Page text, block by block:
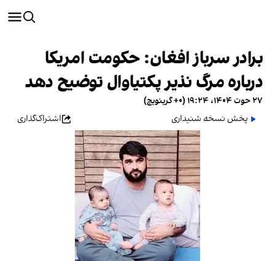
برادر سرباز افغان: حکومت امریکا
درباره مرگ نذیر پکتیاوال توضیح دهد
۲۷ حوت ۱۴۰۴، ۱۹:۲۴ (‎+۰ گرینویچ)
پخش نسخه شنیداری
اشتراک‌گذاری